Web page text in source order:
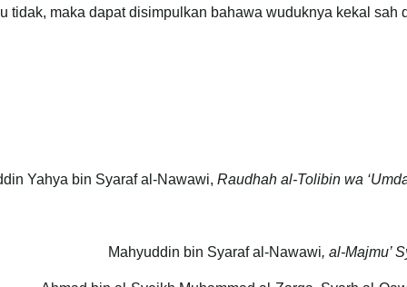
tidak, maka dapat disimpulkan bahawa wuduknya kekal
Raudhah al-Tolibin wa
, al-Majmu’